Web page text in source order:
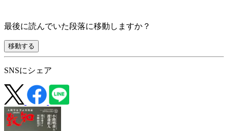
最後に読んでいた段落に移動しますか？
移動する
SNSにシェア